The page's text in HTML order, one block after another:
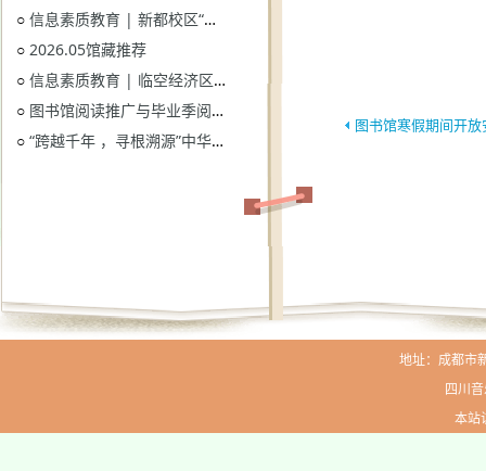
○ 信息素质教育 | 新都校区“图书馆多媒体资源的鉴赏和利用”电子资源讲座
○ 2026.05馆藏推荐
○ 信息素质教育 | 临空经济区校区“读秀学术资源一站式获取与电子资源远程访问”电子资源讲座
○ 图书馆阅读推广与毕业季阅读活动意见征集
○ “跨越千年 ，寻根溯源”中华优秀传统文化主题活动获奖名单
图书馆寒假期间开放
地址：成都市
四川
本站